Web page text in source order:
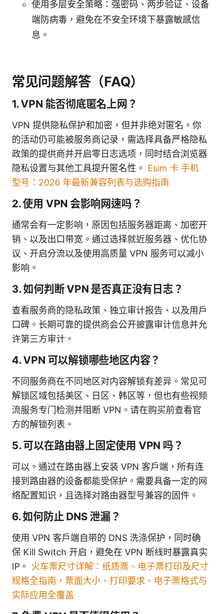
使用多层安全策略：强密码、两步验证、设备
端防病毒，避免在不安全环境下暴露敏感信
息。
常见问题解答（FAQ）
1. VPN 能否彻底匿名上网？
VPN 提供隐私保护和加密，但并非绝对匿名。你
的活动仍可能被服务商记录，需选择具备严格隐私
政策的提供商并开启零日志选项，同时结合浏览器
隐私设置与其他工具提升匿名性。 Esim 卡 手机
型号：2026 年最新兼容列表与选购指南
2. 使用 VPN 会影响网速吗？
通常会有一定影响，原因包括服务器距离、加密开
销、以及出口带宽。通过选择就近服务器、优化协
议、开启分流以及使用高质量 VPN 服务可以减小
影响。
3. 如何判断 VPN 是否真正没有日志？
查看服务商的隐私政策、独立审计报告、以及用户
口碑。长期可靠的提供商会公开披露审计信息并允
许第三方审计。
4. VPN 可以解锁哪些地区内容？
不同服务商在不同地区对内容解锁有差异。常见可
解锁区域包括美区、日区、韩区等，但也有些视频
流服务专门检测并阻断 VPN。请在购买前查看官
方的解锁列表。
5. 可以在路由器上固定使用 VPN 吗？
可以。通过在路由器上安装 VPN 客户端，所有连
接到路由器的设备都能受保护。需要具备一定的网
络配置知识，且选择对路由器型号兼容的固件。
6. 如何防止 DNS 泄漏？
使用 VPN 客户端自带的 DNS 洗涤保护，同时确
保 Kill Switch 开启，避免在 VPN 断线时暴露真实
IP。 火车票尺寸详解：纸质票、电子票打印及尺寸
规格全指南，票面大小、打印要求、电子票格式与
实际应用全覆盖